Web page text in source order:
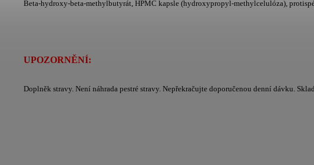
Beta-hydroxy-beta-methylbutyrát, HPMC kapsle (hydroxypropyl-methylcelulóza),
UPOZORNĚNÍ:
Doplněk stravy. Není náhrada pestré stravy. Nepřekračujte doporučenou denní dávku.